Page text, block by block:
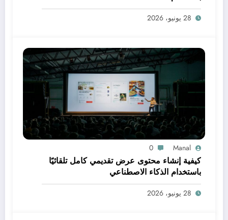
28 يونيو، 2026
Manal
0
كيفية إنشاء محتوى عرض تقديمي كامل تلقائيًا
باستخدام الذكاء الاصطناعي
28 يونيو، 2026